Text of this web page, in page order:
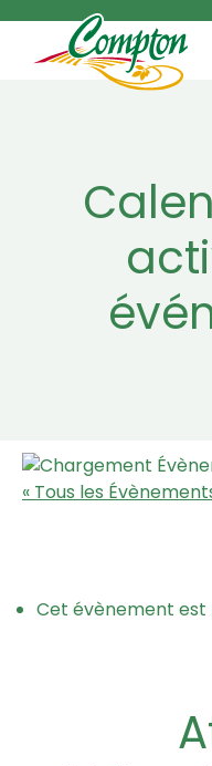
Skip to content
Calendrier des
« Tous les
Cet évènement est
Atelier